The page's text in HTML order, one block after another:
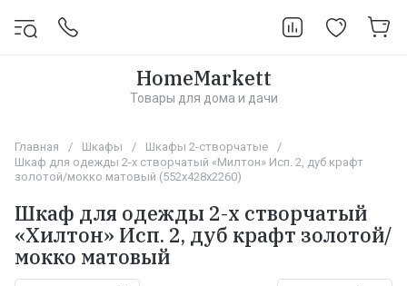
HomeMarkett
Товары для дома и дачи
Главная / Шкафы / Шкафы 2-створчатые
/
Шкаф для одежды 2-х створчатый «Милтон» Исп. 2, дуб крафт
золотой/мокко матовый (552х428х2260)
Шкаф для одежды 2-х створчатый
«Хилтон» Исп. 2, дуб крафт золотой/
мокко матовый